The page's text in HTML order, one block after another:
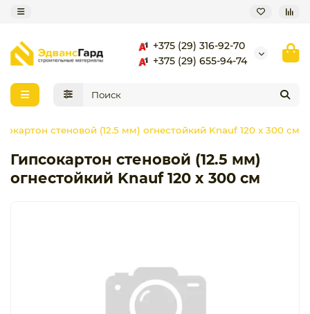
+375 (29) 316-92-70
+375 (29) 655-94-74
стеновой (12.5 мм) огнестойкий Knauf 120 x 300 см
Гипсокартон стеновой (12.5 мм)
огнестойкий Knauf 120 x 300 см